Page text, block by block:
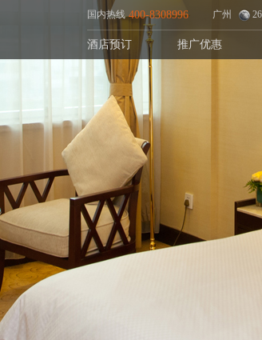
国内热线 400-8308996 广州
酒店预订 推广优惠